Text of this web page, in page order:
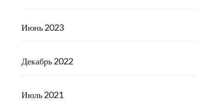
Июнь 2023
Декабрь 2022
Июль 2021